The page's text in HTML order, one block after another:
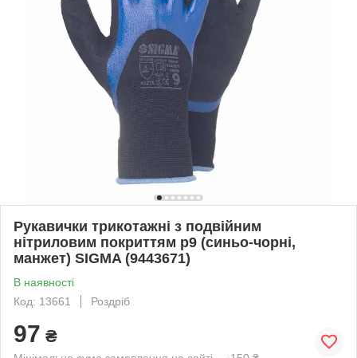
Рукавички трикотажні з подвійним
нітриловим покриттям р9 (синьо-чорні,
манжет) SIGMA (9443671)
В наявності
Код: 13661
Роздріб
97 ₴